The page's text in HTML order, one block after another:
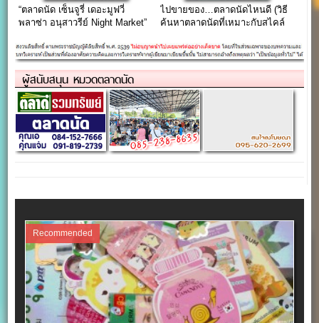
“ตลาดนัด เซ็นจูรี่ เดอะมูฟวี่
พลาซ่า อนุสาวรีย์ Night Market”
ไปขายของ…ตลาดนัดไหนดี (วิธี
ค้นหาตลาดนัดที่เหมาะกับสไคล์
ผู้สนับสนุน หมวดตลาดนัด
Recommended